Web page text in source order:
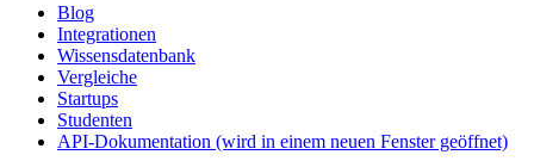
Blog
Integrationen
Wissensdatenbank
Vergleiche
Startups
Studenten
API-Dokumentation (wird in einem neuen Fenster geöffnet)